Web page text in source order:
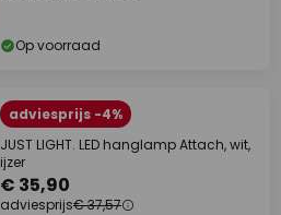
Op voorraad
adviesprijs -4%
JUST LIGHT. LED hanglamp Attach, wit,
ijzer
€ 35,90
adviesprijs€ 37,57